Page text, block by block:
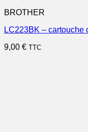
BROTHER
LC223BK – cartouche
9,00 € TTC